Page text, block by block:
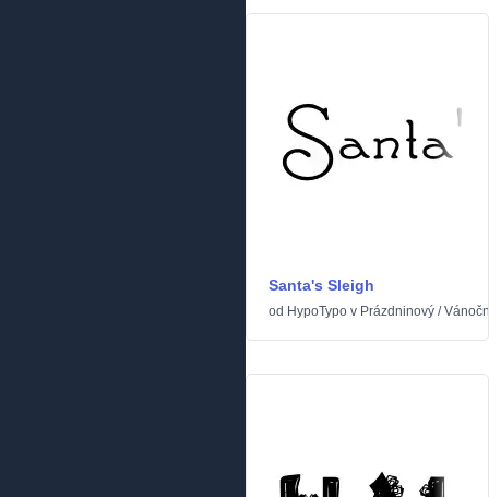
Santa's Sleigh
od HypoTypo v Prázdninový /